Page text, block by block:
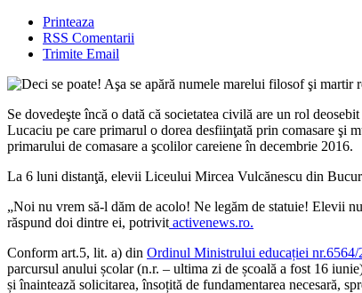
Printeaza
RSS Comentarii
Trimite Email
Se dovedeşte încă o dată că societatea civilă are un rol
Lucaciu pe care primarul o dorea desfiinţată prin comasare şi
primarului de comasare a şcolilor careiene în decembrie 2016.
La 6 luni distanţă, elevii Liceului Mircea Vulcănescu din
„Noi nu vrem să-l dăm de acolo! Ne legăm de statuie! Elevii
răspund doi dintre ei, potrivit activenews.ro.
Conform art.5, lit. a) din Ordinul Ministrului educației nr.6564/
parcursul anului școlar (n.r. – ultima zi de școală a fost 16
și înaintează solicitarea, însoțită de fundamentarea necesară,